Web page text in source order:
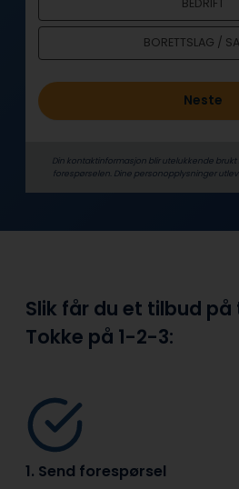
BEDRIFT
BORETTSLAG /
Neste
Din kontaktinformasjon blir utelukkende
forespørselen. Dine person­­opplysninger
Slik får du et tilbud på
Tokke på 1-2-3:
1. Send forespørsel